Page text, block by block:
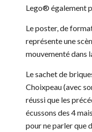
Lego® également
Le poster, de
représente une
mouvementé dans
Le sachet de
Choixpeau (avec
réussi que les
écussons des 4
pour ne parler que